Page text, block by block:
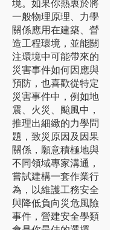
境。如果你熱衷於將
一般物理原理、力學
關係應用在建築、營
造工程環境，並能關
注環境中可能帶來的
災害事件如何因應與
預防，也喜歡從特定
災害事件中，例如地
震、火災、颱風中，
推理出細緻的力學問
題，致災原因及因果
關係，願意積極地與
不同領域專家溝通，
嘗試建構一套作業行
為，以維護工務安全
與降低負向災危風險
事件，營建安全學類